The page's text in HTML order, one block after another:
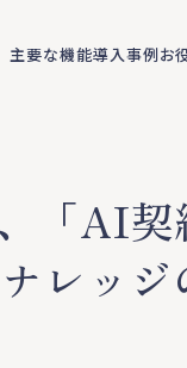
主要な機能導入事例お
「AI契
レッジ